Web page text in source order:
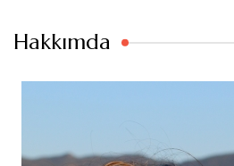
Hakkımda